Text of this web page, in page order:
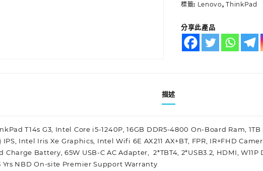
標籤: Lenovo,ThinkPad
分享此產品
描述
T14s G3, Intel Core i5-1240P, 16GB DDR5-4800 On-Board Ram, 1TB
IPS, Intel Iris Xe Graphics, Intel Wifi 6E AX211 AX+BT, FPR, IR+FHD
Charge Battery, 65W USB-C AC Adapter, 2*TBT4, 2*USB3.2, HDMI, W11P
Yrs NBD On-site Premier Support Warranty